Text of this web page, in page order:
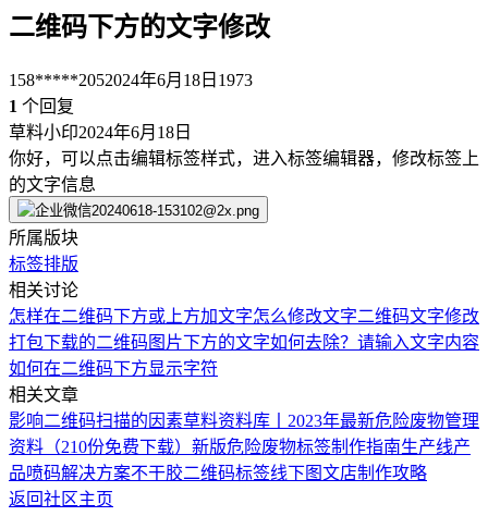
二维码下方的文字修改
158*****2052024年6月18日 1973
1 个回复
草料小印2024年6月18日
你好，可以点击编辑标签样式，进入标签编辑器，修改标签上
的文字信息
所属版块
标签排版
相关讨论
怎样在二维码下方或上方加文字怎么修改文字二维码文字修改
打包下载的二维码图片下方的文字如何去除？ 请输入文字内容
如何在二维码下方显示字符
相关文章
影响二维码扫描的因素草料资料库丨2023年最新危险废物管理
资料（210份免费下载） 新版危险废物标签制作指南生产线产
品喷码解决方案不干胶二维码标签线下图文店制作攻略
返回社区主页